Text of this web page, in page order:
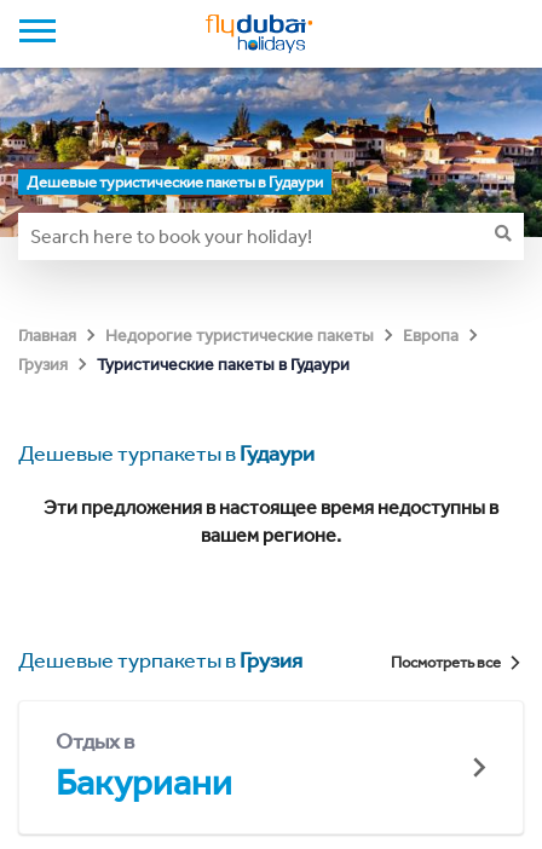
Дешевые туристические пакеты в Гудаури
Главная Недорогие туристические пакеты
Европа
Грузия
Туристические пакеты в Гудаури
Дешевые турпакеты вГудаури
Эти предложения в настоящее время недоступны в
вашем регионе.
Дешевые турпакеты вГрузия Посмотреть все
Отдых в
Бакуриани